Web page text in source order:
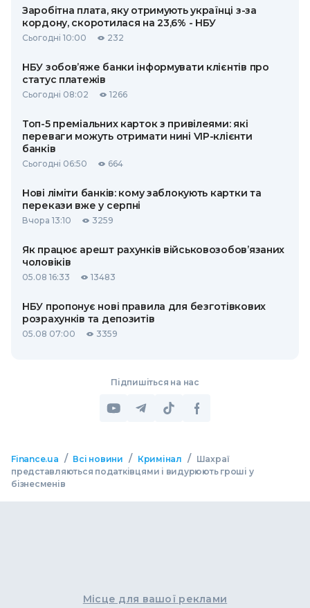
Заробітна плата, яку отримують українці з-за
кордону, скоротилася на 23,6% - НБУ
Сьогодні 10:00 232
НБУ зобов’яже банки інформувати клієнтів про
статус платежів
Сьогодні 08:02 1266
Топ-5 преміальних карток з привілеями: які
переваги можуть отримати нині VIP-клієнти
банків
Сьогодні 06:50 664
Нові ліміти банків: кому заблокують картки та
перекази вже у серпні
Вчора 13:10 3259
Як працює арешт рахунків військовозобов’язаних
чоловіків
05.08 16:33 13483
НБУ пропонує нові правила для безготівкових
розрахунків та депозитів
05.08 07:00 3359
Підпишіться на нас
Finance.ua / Всі новини / Кримінал /
Шахраї
представляються податківцями і видурюють гроші у
бізнесменів
Місце для вашої реклами